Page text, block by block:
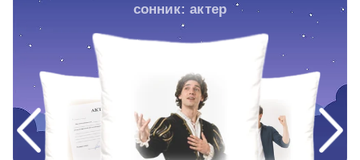
сонник: актер